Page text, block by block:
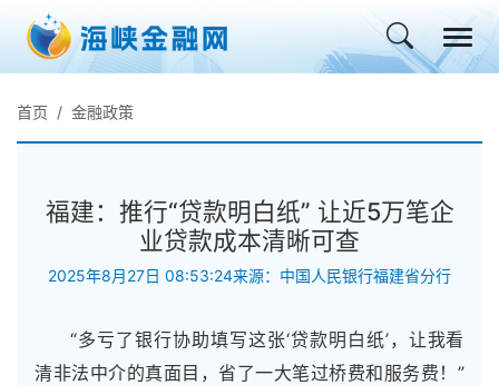
首页 金融政策
福建：推行“贷款明白纸” 让近5万笔企
业贷款成本清晰可查
2025年8月27日 08:53:24来源：中国人民银行福建省分行
“多亏了银行协助填写这张‘贷款明白纸’，让我看
清非法中介的真面目，省了一大笔过桥费和服务费！”